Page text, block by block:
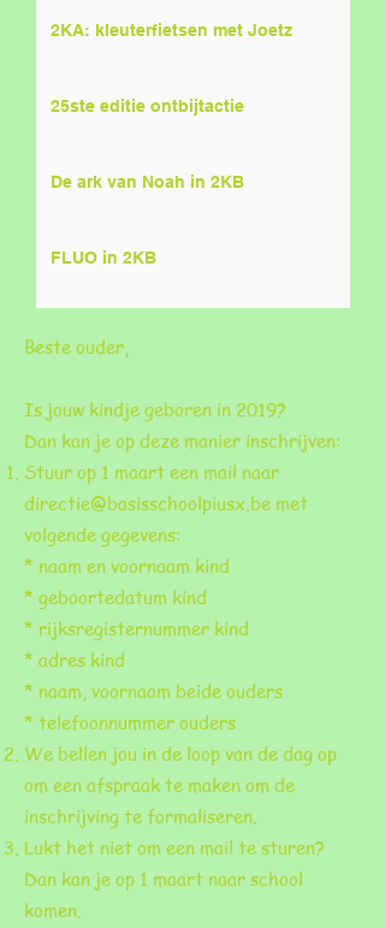
2KA: kleuterfietsen met Joetz
25ste editie ontbijtactie
De ark van Noah in 2KB
FLUO in 2KB
Beste ouder,
Is jouw kindje geboren in 2019?
Dan kan je op deze manier inschrijven:
Stuur op 1 maart een mail naar
directie@basisschoolpiusx.be met
volgende gegevens:
* naam en voornaam kind
* geboortedatum kind
* rijksregisternummer kind
* adres kind
* naam, voornaam beide ouders
* telefoonnummer ouders
We bellen jou in de loop van de dag op
om een afspraak te maken om de
inschrijving te formaliseren.
Lukt het niet om een mail te sturen?
Dan kan je op 1 maart naar school
komen.